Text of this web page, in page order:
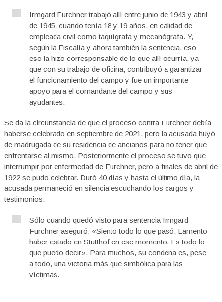
Irmgard Furchner trabajó allí entre junio de 1943 y abril
de 1945, cuando tenía 18 y 19 años, en calidad de
empleada civil como taquígrafa y mecanógrafa. Y,
según la Fiscalía y ahora también la sentencia, eso
eso la hizo corresponsable de lo que allí ocurría, ya
que con su trabajo de oficina, contribuyó a garantizar
el funcionamiento del campo y fue un importante
apoyo para el comandante del campo y sus
ayudantes.
Se da la circunstancia de que el proceso contra Furchner debía
haberse celebrado en septiembre de 2021, pero la acusada huyó
de madrugada de su residencia de ancianos para no tener que
enfrentarse al mismo. Posteriormente el proceso se tuvo que
interrumpir por enfermedad de Furchner, pero a finales de abril de
1922 se pudo celebrar. Duró 40 días y hasta el último día, la
acusada permaneció en silencia escuchando los cargos y
testimonios.
Sólo cuando quedó visto para sentencia Irmgard
Furchner aseguró: «Siento todo lo que pasó. Lamento
haber estado en Stutthof en ese momento. Es todo lo
que puedo decir». Para muchos, su condena es, pese
a todo, una victoria más que simbólica para las
víctimas.